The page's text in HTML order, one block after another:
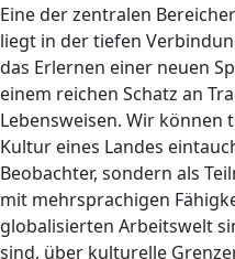
Eine der zentralen
liegt in der tiefen
das Erlernen einer neuen
einem reichen Schatz an
Lebensweisen. Wir können
Kultur eines Landes
Beobachter, sondern als
mit mehrsprachigen
globalisierten Arbeitswelt
sind, über kulturelle